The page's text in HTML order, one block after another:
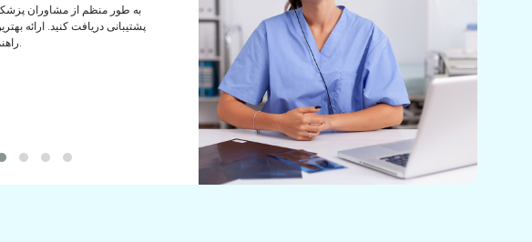
به طور منظم از مشاوران
پشتیبانی دریافت کنید. ارائه
راهنمایی به شما.